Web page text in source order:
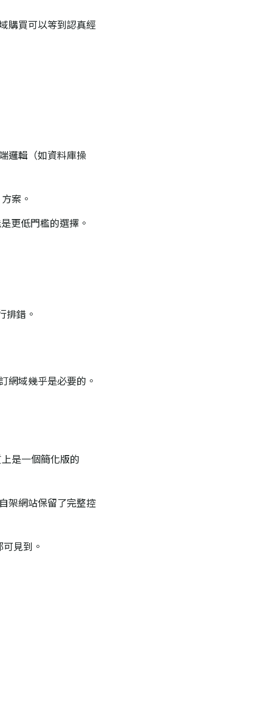
購買可以等到認真經
邏輯（如資料庫操
案。
更低門檻的選擇。
排錯。
網域幾乎是必要的。
是一個簡化版的
架網站保留了完整控
見到。